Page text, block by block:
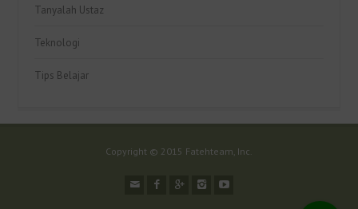
Tanyalah Ustaz
Teknologi
Tips Belajar
Copyright © 2015 Fatehteam, Inc.